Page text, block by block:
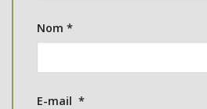
Nom *
E-mail *